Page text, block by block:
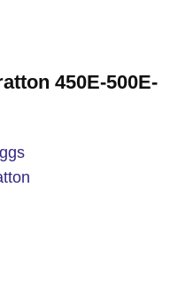
450E-500E-